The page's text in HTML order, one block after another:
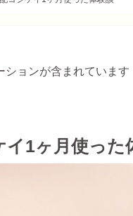
ョンが含まれています
イ1ヶ月使った